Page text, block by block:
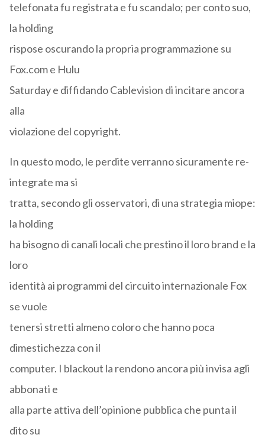
telefonata fu registrata e fu scandalo; per conto suo,
la holding
rispose oscurando la propria programmazione su
Fox.com e Hulu
Saturday e diffidando Cablevision di incitare ancora
alla
violazione del copyright.
In questo modo, le perdite verranno sicuramente re-
integrate ma si
tratta, secondo gli osservatori, di una strategia miope:
la holding
ha bisogno di canali locali che prestino il loro brand e la
loro
identità ai programmi del circuito internazionale Fox
se vuole
tenersi stretti almeno coloro che hanno poca
dimestichezza con il
computer. I blackout la rendono ancora più invisa agli
abbonati e
alla parte attiva dell’opinione pubblica che punta il
dito su